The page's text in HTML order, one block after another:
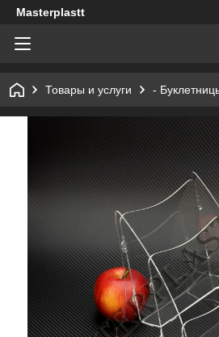
Masterplastt
Товары и услуги -